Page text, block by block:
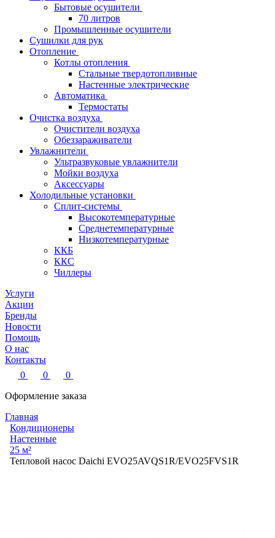
Бытовые осушители
70 литров
Промышленные осушители
Сушилки для рук
Отопление
Котлы отопления
Стальные твердотопливные
Настенные электрические
Автоматика
Термостаты
Очистка воздуха
Очистители воздуха
Обеззараживатели
Увлажнители
Ультразвуковые увлажнители
Мойки воздуха
Аксессуары
Холодильные установки
Сплит-системы
Высокотемпературные
Среднетемпературные
Низкотемпературные
ККБ
ККС
Чиллеры
Услуги
Акции
Бренды
Новости
Помощь
О нас
Контакты
0
0
0
Оформление заказа
Главная
Кондиционеры
Настенные
25 м²
Тепловой насос Daichi EVO25AVQS1R/EVO25FVS1R